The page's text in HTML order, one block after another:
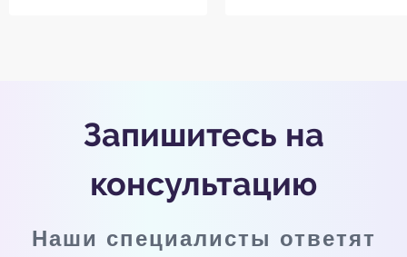
Запишитесь на
консультацию
Наши специалисты ответят